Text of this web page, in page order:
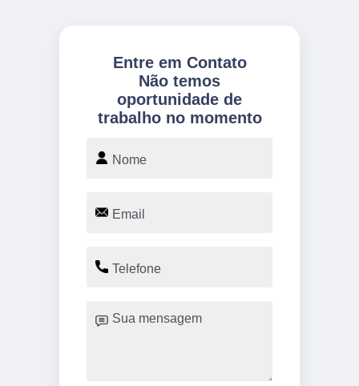
Entre em Contato
Não temos
oportunidade de
trabalho no momento